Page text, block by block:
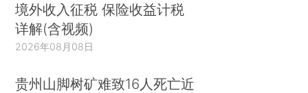
境外收入征税 保险收益计税
详解(含视频)
2026年08月08日
贵州山脚树矿难致16人死亡近